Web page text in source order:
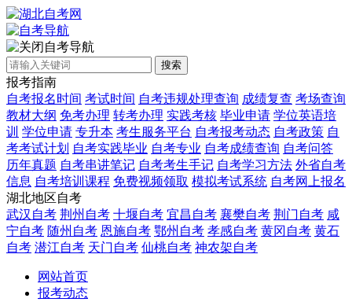
自考导航
搜索
报考指南
自考报名时间 考试时间 自考违规处理查询 成绩复查 考场查询
教材大纲 免考办理 转考办理 实践考核 毕业申请 学位英语培
训 学位申请 专升本 考生服务平台 自考报考动态 自考政策 自
考考试计划 自考实践毕业 自考专业 自考成绩查询 自考问答
历年真题 自考串讲笔记 自考考生手记 自考学习方法 外省自考
信息 自考培训课程 免费视频领取 模拟考试系统 自考网上报名
湖北地区自考
武汉自考 荆州自考 十堰自考 宜昌自考 襄樊自考 荆门自考 咸
宁自考 随州自考 恩施自考 鄂州自考 孝感自考 黄冈自考 黄石
自考 潜江自考 天门自考 仙桃自考 神农架自考
网站首页
报考动态